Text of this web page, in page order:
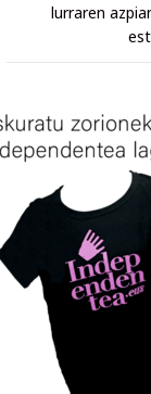
lurraren